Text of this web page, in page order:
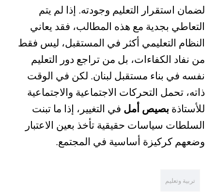
لضمان استقرار التعليم وجودته. إذا لم يتم
التعاطي بجدية مع هذه المطالب، فقد يعاني
النظام التعليمي أكثر في المستقبل، ليس فقط
من نفاد الكفاءات، بل من تراجع دور التعليم
نفسه في بناء مستقبل لبنان. لكن في الوقت
ذاته، تحمل التحركات الاجتماعية والاجتماعية
للأستاذة بصيص أمل في التغيير، إذا ما تبنت
السلطات سياسات حقيقية تأخذ بعين الاعتبار
وضعهم كركيزة أساسية في المجتمع.
تربية وتعليم